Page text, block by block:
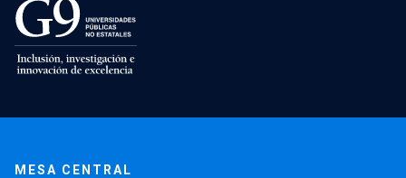
MESA CENTRAL